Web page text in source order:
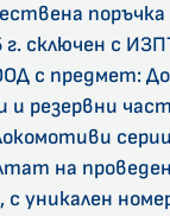
поръчка
сключен с
с предмет:
резервни
на
с уникален